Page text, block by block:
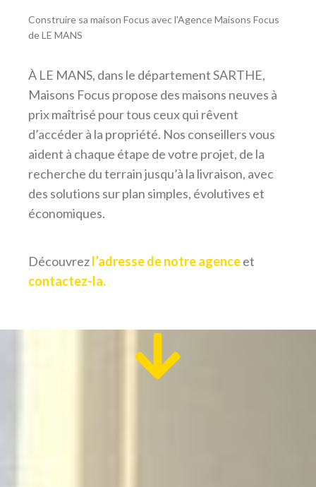
Construire sa maison Focus avec l'Agence Maisons Focus
de LE MANS
À LE MANS, dans le département SARTHE,
Maisons Focus propose des maisons neuves à
prix maîtrisé pour tous ceux qui rêvent
d’accéder à la propriété. Nos conseillers vous
aident à chaque étape de votre projet, de la
recherche du terrain jusqu’à la livraison, avec
des solutions sur plan simples, évolutives et
économiques.
Découvrezl’adresse de notre agenceet
contactez-la.